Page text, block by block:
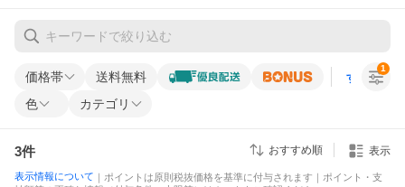
価格帯 送料無料 すべての条
色 カテゴリ
1
3件 おすすめ順 表示
表示情報について ｜ポイントは原則税抜価格を基準に付与されます｜ポイント・支